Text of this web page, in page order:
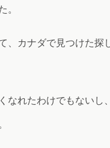
。
、カナダで見つけた探
なれたわけでもないし